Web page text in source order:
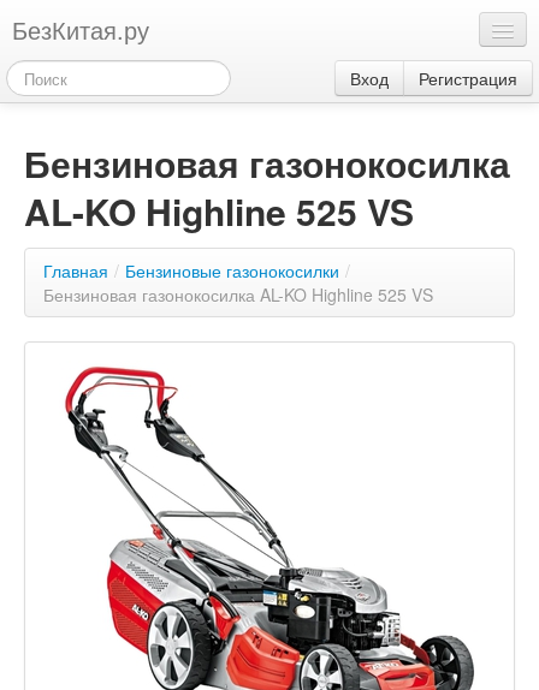
БезКитая.ру
Каталог
Контакты
Акции 3
Вход Регистрация
Бензиновая газонокосилка
AL-KO Highline 525 VS
Главная / Бензиновые газонокосилки /
Бензиновая газонокосилка AL-KO Highline 525 VS